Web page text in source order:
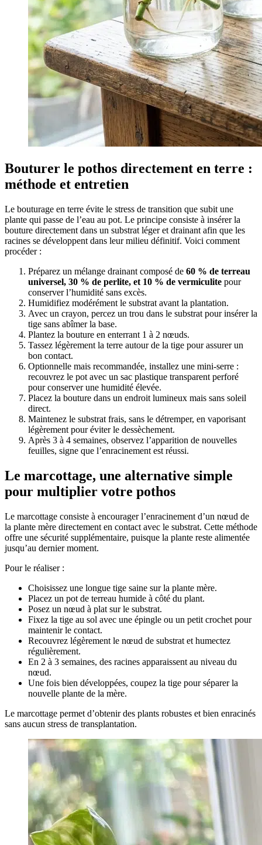
Bouturer le pothos directement en terre :
méthode et entretien
Le bouturage en terre évite le stress de transition que subit une
plante qui passe de l’eau au pot. Le principe consiste à insérer la
bouture directement dans un substrat léger et drainant afin que les
racines se développent dans leur milieu définitif. Voici comment
procéder :
Préparez un mélange drainant composé de 60 % de terreau
universel, 30 % de perlite, et 10 % de vermiculite pour
conserver l’humidité sans excès.
Humidifiez modérément le substrat avant la plantation.
Avec un crayon, percez un trou dans le substrat pour insérer la
tige sans abîmer la base.
Plantez la bouture en enterrant 1 à 2 nœuds.
Tassez légèrement la terre autour de la tige pour assurer un
bon contact.
Optionnelle mais recommandée, installez une mini-serre :
recouvrez le pot avec un sac plastique transparent perforé
pour conserver une humidité élevée.
Placez la bouture dans un endroit lumineux mais sans soleil
direct.
Maintenez le substrat frais, sans le détremper, en vaporisant
légèrement pour éviter le dessèchement.
Après 3 à 4 semaines, observez l’apparition de nouvelles
feuilles, signe que l’enracinement est réussi.
Le marcottage, une alternative simple
pour multiplier votre pothos
Le marcottage consiste à encourager l’enracinement d’un nœud de
la plante mère directement en contact avec le substrat. Cette méthode
offre une sécurité supplémentaire, puisque la plante reste alimentée
jusqu’au dernier moment.
Pour le réaliser :
Choisissez une longue tige saine sur la plante mère.
Placez un pot de terreau humide à côté du plant.
Posez un nœud à plat sur le substrat.
Fixez la tige au sol avec une épingle ou un petit crochet pour
maintenir le contact.
Recouvrez légèrement le nœud de substrat et humectez
régulièrement.
En 2 à 3 semaines, des racines apparaissent au niveau du
nœud.
Une fois bien développées, coupez la tige pour séparer la
nouvelle plante de la mère.
Le marcottage permet d’obtenir des plants robustes et bien enracinés
sans aucun stress de transplantation.